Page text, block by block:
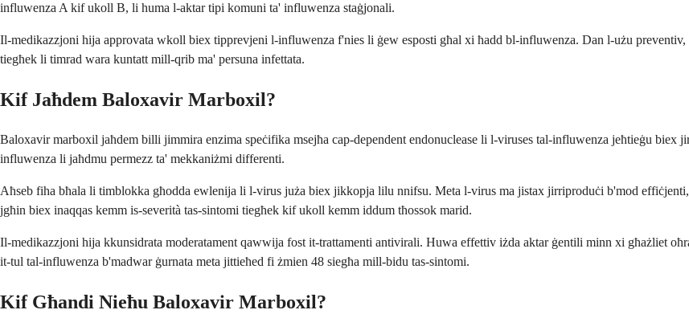
influwenza A kif ukoll B, li huma l-aktar tipi komuni ta' influwenza staġjonali.
Il-medikazzjoni hija approvata wkoll biex tipprevjeni l-influwenza f'nies li ġew esposti għal xi ħadd bl-influwenza. Dan l-użu
tiegħek li timrad wara kuntatt mill-qrib ma' persuna infettata.
Kif Jaħdem Baloxavir Marboxil?
Baloxavir marboxil jaħdem billi jimmira enzima speċifika msejħa cap-dependent endonuclease li l-viruses tal-influwenza jeħtieġu
influwenza li jaħdmu permezz ta' mekkaniżmi differenti.
Aħseb fiha bħala li timblokka għodda ewlenija li l-virus juża biex jikkopja lilu nnifsu. Meta l-virus ma jistax jirriproduċi b'mod
jgħin biex inaqqas kemm is-severità tas-sintomi tiegħek kif ukoll kemm iddum tħossok marid.
Il-medikazzjoni hija kkunsidrata moderatament qawwija fost it-trattamenti antivirali. Huwa effettiv iżda aktar ġentili minn xi għażliet
it-tul tal-influwenza b'madwar ġurnata meta jittieħed fi żmien 48 siegħa mill-bidu tas-sintomi.
Kif Għandi Nieħu Baloxavir Marboxil?